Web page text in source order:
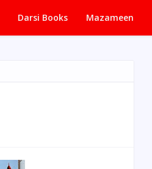
Darsi Books Mazameen